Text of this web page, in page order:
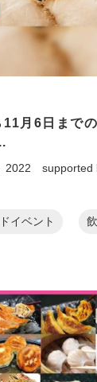
月6日まで
2022 supported
イベント